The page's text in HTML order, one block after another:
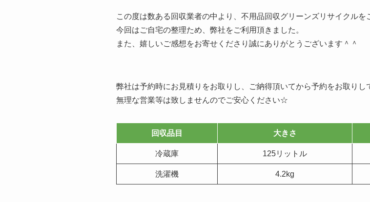
この度は数ある回収業者の中より、不用品回収グリーンズリサイクルを
今回はご自宅の整理ため、弊社をご利用頂きました。
また、嬉しいご感想をお寄せくださり誠にありがとうございます＾＾
弊社は予約時にお見積りをお取りし、ご納得頂いてから予約をお取りし
無理な営業等は致しませんのでご安心ください☆
回収品目 大きさ
冷蔵庫 125リットル
洗濯機 4.2kg